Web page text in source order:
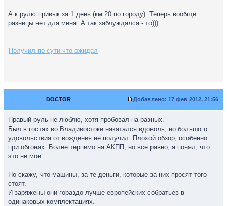
А к рулю привык за 1 день (км 20 по городу). Теперь вообще
разницы нет для меня. А так заблуждался - то)))
Получил по сути что ожидал
DOCTOR Добавлено: 17 фев 2012, 21:56
Правый руль не люблю, хотя пробовал на разных.
Был в гостях во Владивостоке накатался вдоволь, но большого
удовольствия от вождения не получил. Плохой обзор, особенно
при обгонах. Более терпимо на АКПП, но все равно, я понял, что
это не мое.
Но скажу, что машины, за те деньги, которые за них просят того
стоят.
И заряжены они гораздо лучше европейских собратьев в
одинаковых комплектациях.